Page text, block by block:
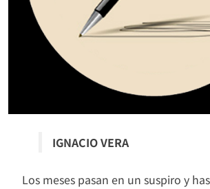
IGNACIO VERA
Los meses pasan en un suspiro y